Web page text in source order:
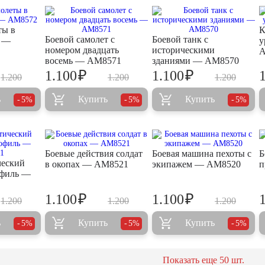
в
—
1.200
5%
Боевой самолет с
номером двадцать
восемь — AM8571
1.200
1.100₽
Купить 5%
Боевой танк с
историческими
зданиями — AM8570
1.200
1.100₽
Купить 5%
—
1.200
5%
Боевые действия солдат
в окопах — AM8521
1.200
1.100₽
Купить 5%
Боевая машина пехоты с
экипажем — AM8520
1.200
1.100₽
Купить 5%
Показать еще 50 шт.